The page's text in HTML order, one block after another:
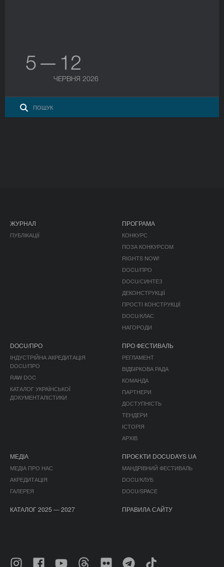
5 — 12
ЧЕРВНЯ 2026
ЖУРНАЛ
ПУБЛІКАЦІЇ
ПРОГРАМА
КОНКУРС
ПОЗА КОНКУРСОМ
RIGHTS NOW!
DOCU/ПРО
DOCU/СИНТЕЗ
ДЕКОНСТРУКЦІЇ
ПРОСТІ КОНСТРУКЦІЇ
DOCU/КЛАС
НАГОРОДИ
DOCU/ПРО
ІНДУСТРІЙНА АКРЕДИТАЦІЯ
DOCU/ПРО
RAW DOC
КАТАЛОГ УКРАЇНСЬКОЇ
ДОКУМЕНТАЛІСТИКИ
ПРО ФЕСТИВАЛЬ
РЕГЛАМЕНТ
ВІДБІРКОВА РАДА
КОМАНДА
ПАРТНЕРИ
ДОСТУПНІСТЬ
ТЕНДЕРИ
ІСТОРІЯ
АРХІВ
МЕДІА
МЕДІА ПРО НАС
АКРЕДИТАЦІЯ
ГАЛЕРЕЯ
ПРОЄКТИ DOCUDAYS UA
МАНДРІВНИЙ ФЕСТИВАЛЬ
DOCU/КЛУБ
DOCU/SPACE
КАТАЛОГ 2025 — 2027 ПРАВИЛА САЙТУ